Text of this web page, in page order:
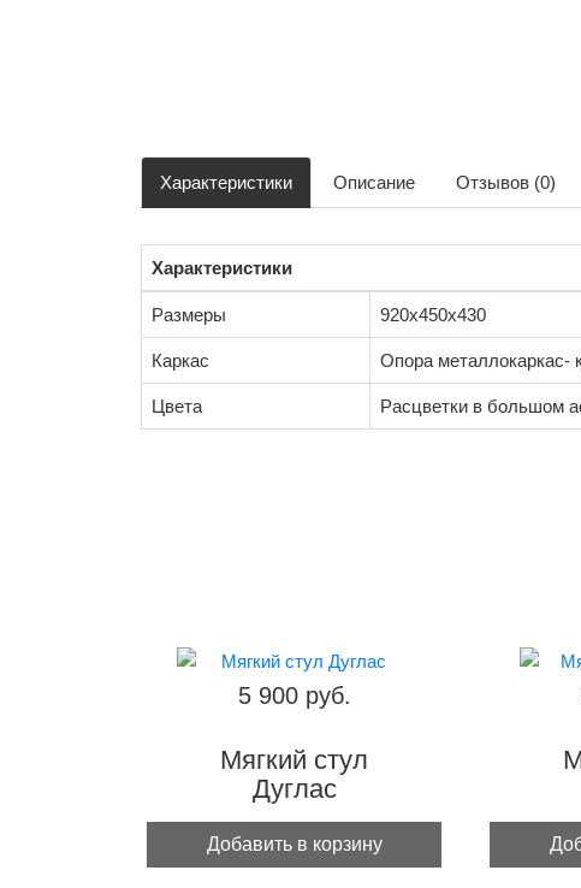
Характеристики Описание Отзывов (0)
Характеристики
Размеры 920х450х430
Каркас Опора металлокаркас-
Цвета Расцветки в большом
5 900 руб.
Мягкий стул
Дуглас
Добавить в корзину